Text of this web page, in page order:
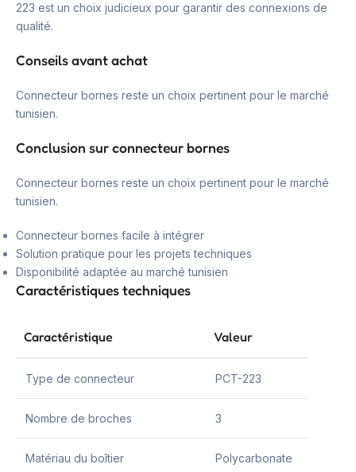
223 est un choix judicieux pour garantir des connexions de
qualité.
Conseils avant achat
Connecteur bornes reste un choix pertinent pour le marché
tunisien.
Conclusion sur connecteur bornes
Connecteur bornes reste un choix pertinent pour le marché
tunisien.
Connecteur bornes facile à intégrer
Solution pratique pour les projets techniques
Disponibilité adaptée au marché tunisien
Caractéristiques techniques
Caractéristique Valeur
Type de connecteur PCT-223
Nombre de broches 3
Matériau du boîtier Polycarbonate